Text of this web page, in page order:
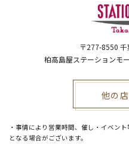
〒277-8550 千
柏高島屋ステーションモ
他の
・事情により営業時間、催し・イベン
となる場合がございます。